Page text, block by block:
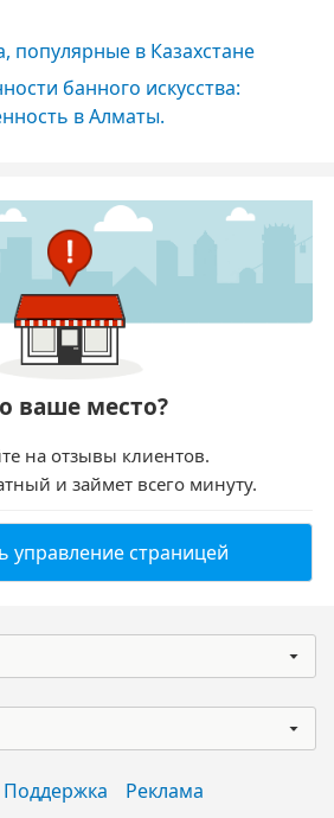
популярные в Казахстане
банного искусства:
в Алматы.
ваше место?
на отзывы клиентов.
и займет всего минуту.
управление страницей
Поддержка Реклама